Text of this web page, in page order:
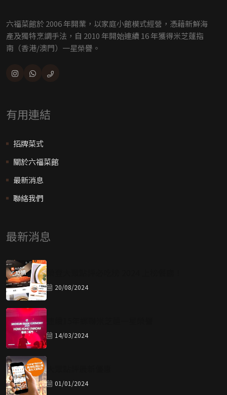
六福菜館於 2006 年開業，以家庭小館模式經營，憑藉新鮮海
產及獨特烹調手法，自 2010 年開始連續 16 年獲得米芝蓮指
南（香港/澳門）一星榮譽。
有用連結
招牌菜式
關於六福菜館
最新消息
聯絡我們
最新消息
20/08/2024
14/03/2024
01/01/2024